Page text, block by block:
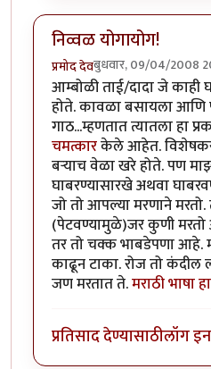
निव्वळ योगायोग!
प्रमोद देवबुधवार, 09/04/2008
आम्बोळी ताई/दादा जे काही
होते. कावळा बसायला आणि
गाठ...म्हणतात त्यातला हा
चमत्कारकेले आहेत.
बर्‍याच वेळा खरे होते. पण
घाबरण्यासारखे अथवा
जो तो आपल्या मरणाने
(पेटवण्यामुळे)जर कुणी
तर तो चक्क भाबडेपणा
काढून टाका. रोज तो कंदील
जण मरतात ते.मराठी भाषा
प्रतिसाद देण्यासाठीलॉग